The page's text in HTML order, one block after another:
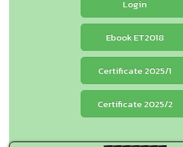
Login
Ebook ET2018
Certificate 2025/1
Certificate 2025/2